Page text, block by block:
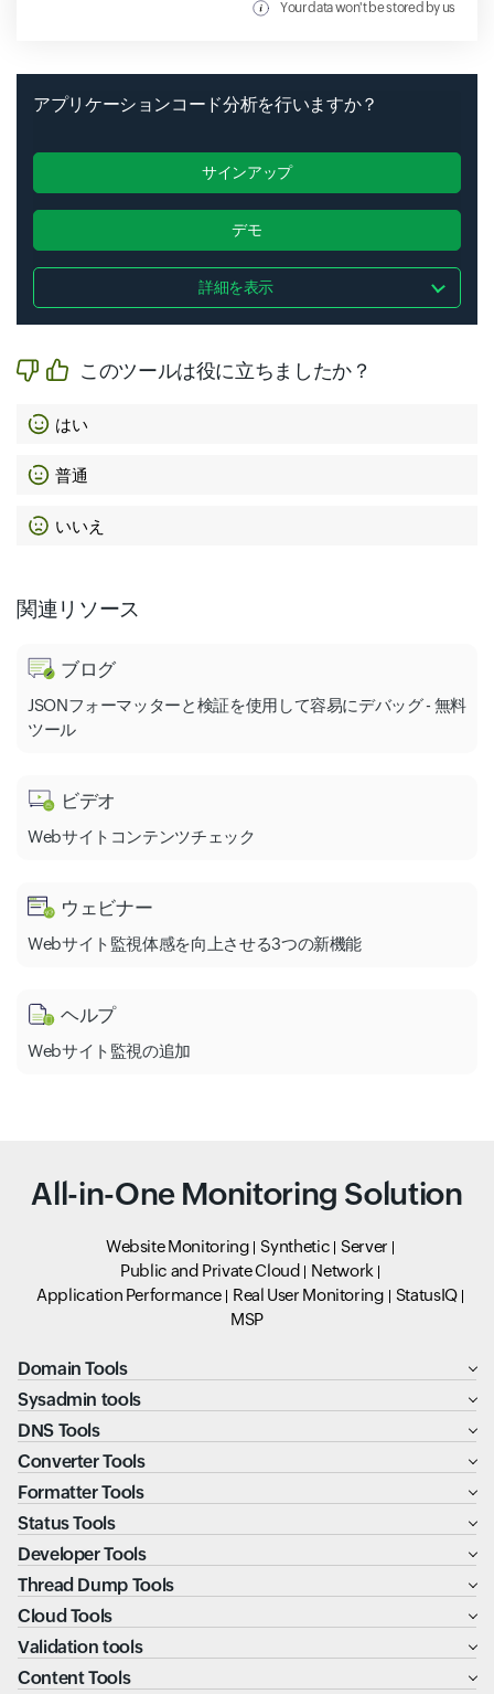
Your data won't be stored by us
アプリケーションコード分析を行いますか？
サインアップ
デモ
詳細を表示
このツールは役に立ちましたか？
はい
普通
いいえ
関連リソース
ブログ
JSONフォーマッターと検証を使用して容易にデバッグ - 無料
ツール
ビデオ
Webサイトコンテンツチェック
ウェビナー
Webサイト監視体感を向上させる3つの新機能
ヘルプ
Webサイト監視の追加
All-in-One Monitoring Solution
Website Monitoring Synthetic
Server
Public and Private Cloud
Network
Application Performance
Real User Monitoring
StatusIQ
MSP
Domain Tools
Sysadmin tools
DNS Tools
Converter Tools
Formatter Tools
Status Tools
Developer Tools
Thread Dump Tools
Cloud Tools
Validation tools
Content Tools